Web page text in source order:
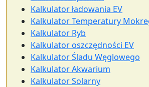
Kalkulator ładowania EV
Kalkulator Temperatury
Kalkulator Ryb
Kalkulator oszczędności EV
Kalkulator Śladu Węglowego
Kalkulator Akwarium
Kalkulator Solarny